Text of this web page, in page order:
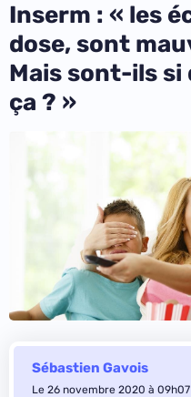
Inserm : « les
dose, sont
Mais sont-ils si
ça ? »
Sébastien Gavois
Le 26 novembre 2020 à 09h07